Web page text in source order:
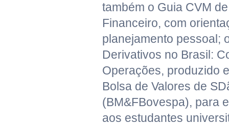
também o Guia CVM
Financeiro, com
planejamento pessoal;
Derivativos no Brasil:
Operações, produzido
Bolsa de Valores de
(BM&FBovespa), para
aos estudantes